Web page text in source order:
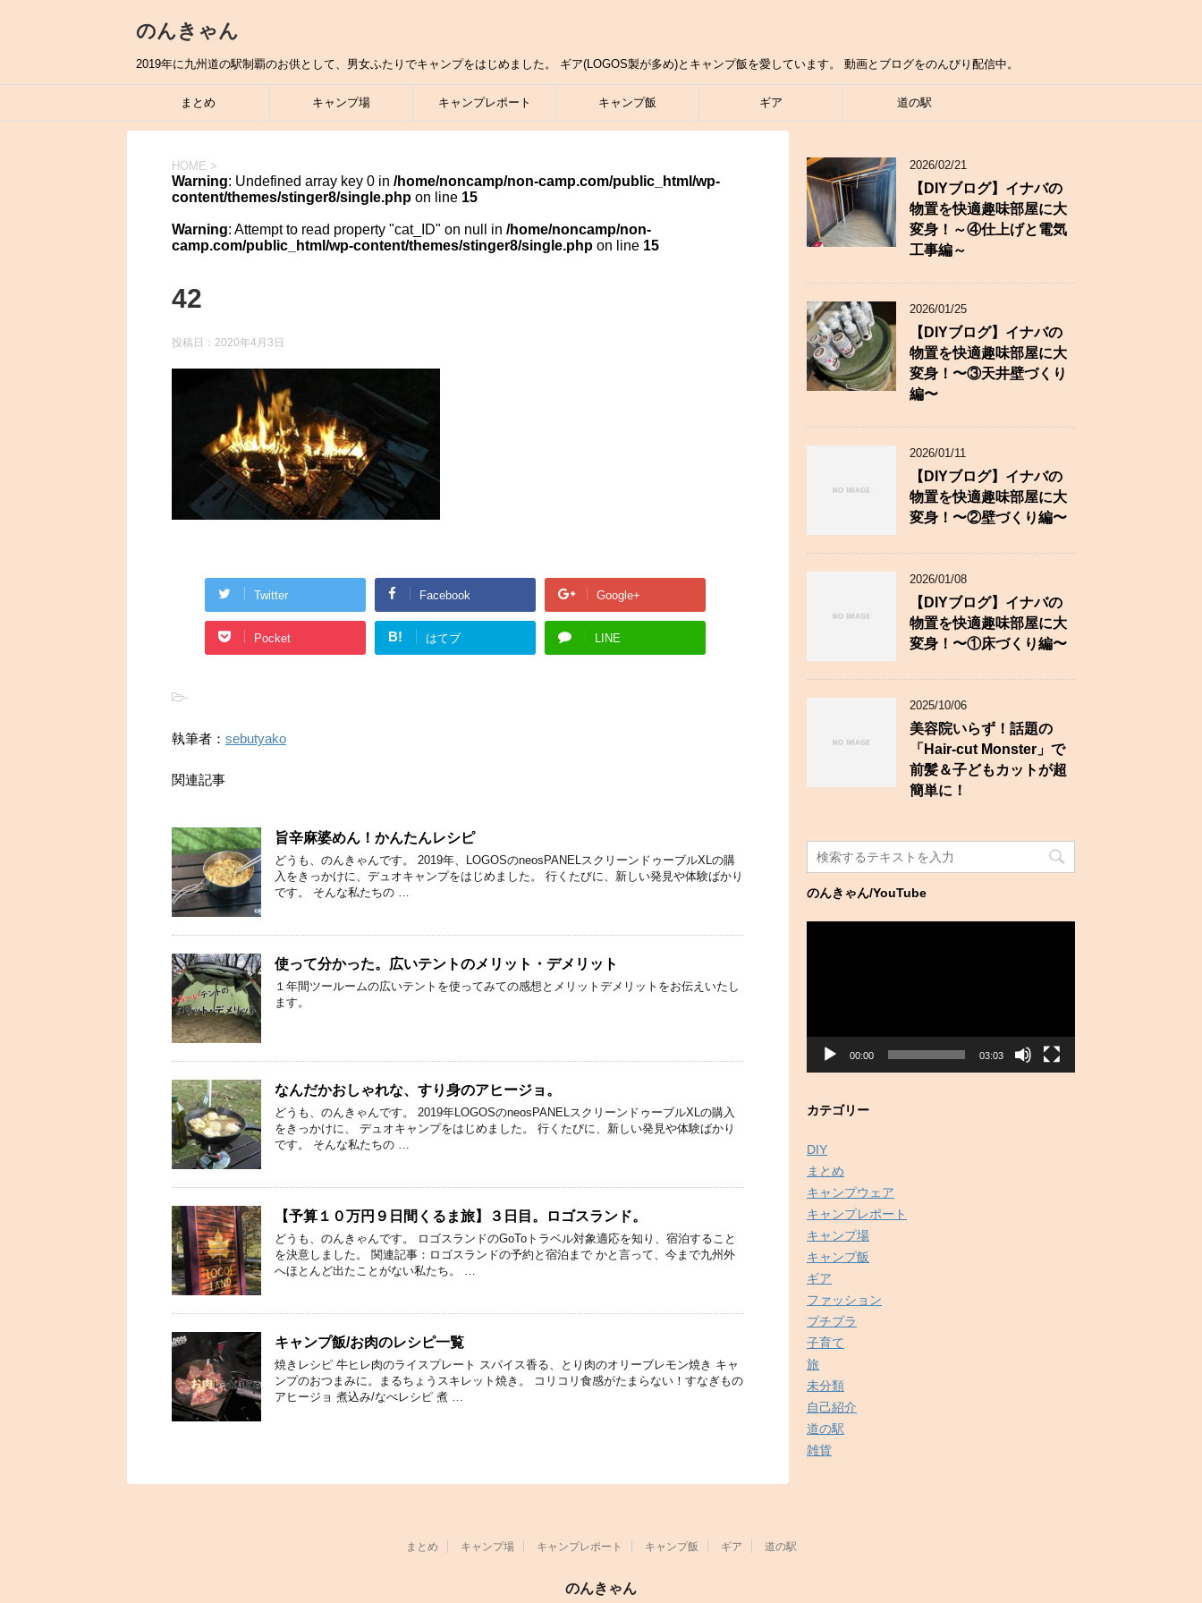
のんきゃん
2019年に九州道の駅制覇のお供として、男女ふたりでキャンプをはじめました。 ギア(LOGOS製が多め)とキャンプ飯を愛しています。 動画とブログをのんびり配信中。
まとめ キャンプ場 キャンプレポート キャンプ飯 ギア 道の駅
HOME >
Warning: Undefined array key 0 in /home/noncamp/non-camp.com/public_html/wp-
content/themes/stinger8/single.php on line 15
Warning: Attempt to read property "cat_ID" on null in /home/noncamp/non-
camp.com/public_html/wp-content/themes/stinger8/single.php on line 15
42
投稿日： 2020年4月3日
Twitter Facebook Google+
Pocket B! はてブ LINE
-
執筆者： sebutyako
関連記事
旨辛麻婆めん！かんたんレシピ
どうも、のんきゃんです。 2019年、LOGOSのneosPANELスクリーンドゥーブルXLの購
入をきっかけに、デュオキャンプをはじめました。 行くたびに、新しい発見や体験ばかり
です。 そんな私たちの …
使って分かった。広いテントのメリット・デメリット
１年間ツールームの広いテントを使ってみての感想とメリットデメリットをお伝えいたし
ます。
なんだかおしゃれな、すり身のアヒージョ。
どうも、のんきゃんです。 2019年LOGOSのneosPANELスクリーンドゥーブルXLの購入
をきっかけに、 デュオキャンプをはじめました。 行くたびに、新しい発見や体験ばかり
です。 そんな私たちの …
【予算１０万円９日間くるま旅】３日目。ロゴスランド。
どうも、のんきゃんです。 ロゴスランドのGoToトラベル対象適応を知り、宿泊すること
を決意しました。 関連記事：ロゴスランドの予約と宿泊まで かと言って、今まで九州外
へほとんど出たことがない私たち。 …
キャンプ飯/お肉のレシピ一覧
焼きレシピ 牛ヒレ肉のライスプレート スパイス香る、とり肉のオリーブレモン焼き キャ
ンプのおつまみに。まるちょうスキレット焼き。 コリコリ食感がたまらない！すなぎもの
アヒージョ 煮込み/なべレシピ 煮 …
2026/02/21
【DIYブログ】イナバの
物置を快適趣味部屋に大
変身！～④仕上げと電気
工事編～
2026/01/25
【DIYブログ】イナバの
物置を快適趣味部屋に大
変身！〜③天井壁づくり
編〜
2026/01/11
【DIYブログ】イナバの
物置を快適趣味部屋に大
変身！〜②壁づくり編〜
2026/01/08
【DIYブログ】イナバの
物置を快適趣味部屋に大
変身！〜①床づくり編〜
2025/10/06
美容院いらず！話題の
「Hair-cut Monster」で
前髪＆子どもカットが超
簡単に！
のんきゃん/YouTube
ー
00:00 03:03
カテゴリー
DIY
まとめ
キャンプウェア
キャンプレポート
キャンプ場
キャンプ飯
ギア
ファッション
プチプラ
子育て
旅
未分類
自己紹介
道の駅
雑貨
まとめ キャンプ場 キャンプレポート キャンプ飯 ギア 道の駅
のんきゃん